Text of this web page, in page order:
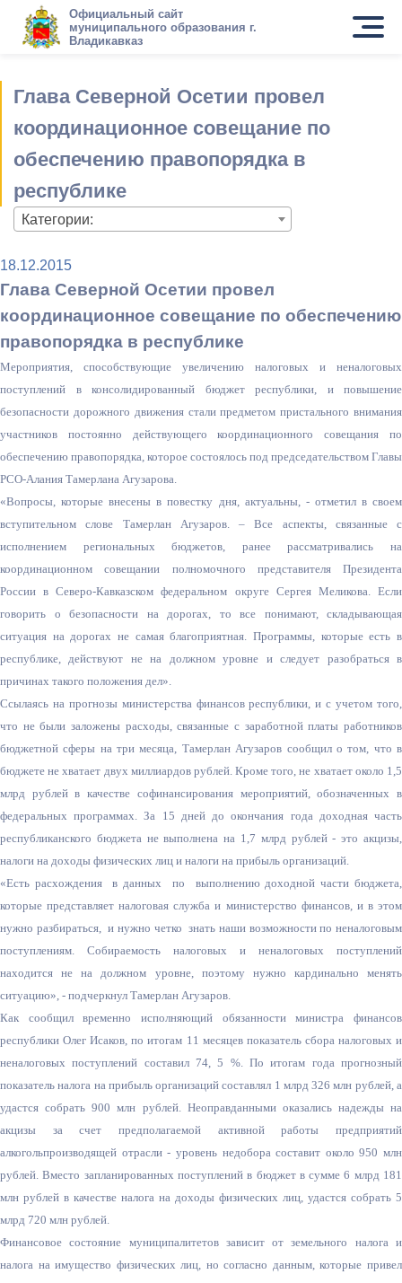
Официальный сайт
муниципального образования г.
Владикавказ
Глава Северной Осетии провел
координационное совещание по
обеспечению правопорядка в
республике
Категории:
18.12.2015
Глава Северной Осетии провел
координационное совещание по обеспечению
правопорядка в республике
Мероприятия, способствующие увеличению налоговых и неналоговых
поступлений в консолидированный бюджет республики, и повышение
безопасности дорожного движения стали предметом пристального внимания
участников постоянно действующего координационного совещания по
обеспечению правопорядка, которое состоялось под председательством Главы
РСО-Алания Тамерлана Агузарова.
«Вопросы, которые внесены в повестку дня, актуальны, - отметил в своем
вступительном слове Тамерлан Агузаров. – Все аспекты, связанные с
исполнением региональных бюджетов, ранее рассматривались на
координационном совещании полномочного представителя Президента
России в Северо-Кавказском федеральном округе Сергея Меликова. Если
говорить о безопасности на дорогах, то все понимают, складывающая
ситуация на дорогах не самая благоприятная. Программы, которые есть в
республике, действуют не на должном уровне и следует разобраться в
причинах такого положения дел».
Ссылаясь на прогнозы министерства финансов республики, и с учетом того,
что не были заложены расходы, связанные с заработной платы работников
бюджетной сферы на три месяца, Тамерлан Агузаров сообщил о том, что в
бюджете не хватает двух миллиардов рублей. Кроме того, не хватает около 1,5
млрд рублей в качестве софинансирования мероприятий, обозначенных в
федеральных программах. За 15 дней до окончания года доходная часть
республиканского бюджета не выполнена на 1,7 млрд рублей - это акцизы,
налоги на доходы физических лиц и налоги на прибыль организаций.
«Есть расхождения в данных по выполнению доходной части бюджета,
которые представляет налоговая служба и министерство финансов, и в этом
нужно разбираться, и нужно четко знать наши возможности по неналоговым
поступлениям. Собираемость налоговых и неналоговых поступлений
находится не на должном уровне, поэтому нужно кардинально менять
ситуацию», - подчеркнул Тамерлан Агузаров.
Как сообщил временно исполняющий обязанности министра финансов
республики Олег Исаков, по итогам 11 месяцев показатель сбора налоговых и
неналоговых поступлений составил 74, 5 %. По итогам года прогнозный
показатель налога на прибыль организаций составлял 1 млрд 326 млн рублей, а
удастся собрать 900 млн рублей. Неоправданными оказались надежды на
акцизы за счет предполагаемой активной работы предприятий
алкогольпроизводящей отрасли - уровень недобора составит около 950 млн
рублей. Вместо запланированных поступлений в бюджет в сумме 6 млрд 181
млн рублей в качестве налога на доходы физических лиц, удастся собрать 5
млрд 720 млн рублей.
Финансовое состояние муниципалитетов зависит от земельного налога и
налога на имущество физических лиц, но согласно данным, которые привел